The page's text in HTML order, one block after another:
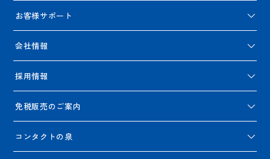
お客様サポート
会社情報
採用情報
免税販売のご案内
コンタクトの泉